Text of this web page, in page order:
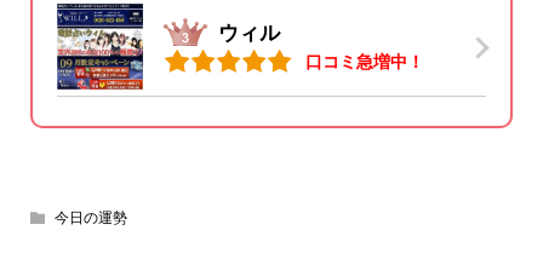
ウィル
口コミ急増中！
今日の運勢